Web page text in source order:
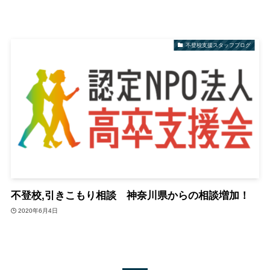
不登校支援スタッフブログ
不登校,引きこもり相談 神奈川県からの相談増加！
2020年6月4日